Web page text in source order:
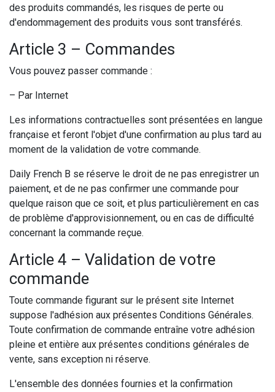
des produits commandés, les risques de perte ou
d'endommagement des produits vous sont transférés.
Article 3 – Commandes
Vous pouvez passer commande :
– Par Internet
Les informations contractuelles sont présentées en langue
française et feront l'objet d'une confirmation au plus tard au
moment de la validation de votre commande.
Daily French B se réserve le droit de ne pas enregistrer un
paiement, et de ne pas confirmer une commande pour
quelque raison que ce soit, et plus particulièrement en cas
de problème d'approvisionnement, ou en cas de difficulté
concernant la commande reçue.
Article 4 – Validation de votre
commande
Toute commande figurant sur le présent site Internet
suppose l'adhésion aux présentes Conditions Générales.
Toute confirmation de commande entraîne votre adhésion
pleine et entière aux présentes conditions générales de
vente, sans exception ni réserve.
L'ensemble des données fournies et la confirmation